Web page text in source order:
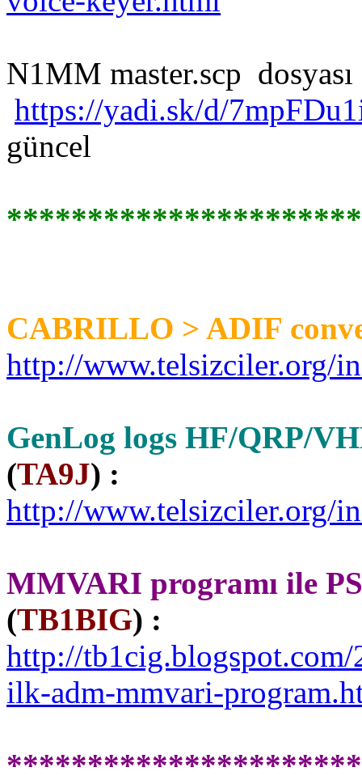
N1MM master.scp dosyası
https://yadi.sk/d/
güncel
CABRILLO > ADIF
http://www.telsizciler.org/
GenLog logs HF/QRP/
(TA9J) :
http://www.telsizciler.org/
MMVARI programı ile
(TB1BIG) :
http://
ilk-adm-mmvari-